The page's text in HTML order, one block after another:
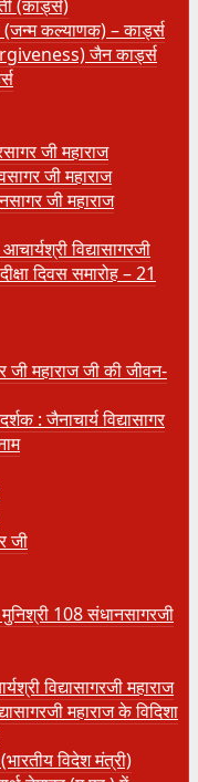
(कार्ड्स)
(जन्म कल्याणक) – कार्ड्स
जैन कार्ड्स
जी महाराज
जी महाराज
जी महाराज
विद्यासागरजी
दिवस समारोह – 21
जी महाराज जी की जीवन-
: जैनाचार्य विद्यासागर
जी
108 संधानसागरजी
‍विद्यासागरजी महाराज
महाराज के विदिशा
विदेश मंत्री)